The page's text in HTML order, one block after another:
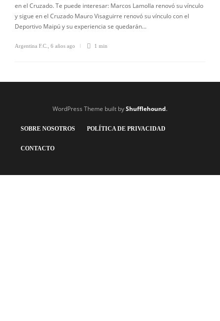
en el Cruzado. Te puede interesar: Marcos Lamolla renovó su vínculo
y sigue en el Cruzado Mauro Visaguirre renovó su vínculo con el
Deportivo Maipú y su experiencia se quedarán…
Argentina F.C. 6 años ago 1 min
WordPress Theme built byShufflehound.
SOBRE NOSOTROS POLÍTICA DE PRIVACIDAD
CONTACTO